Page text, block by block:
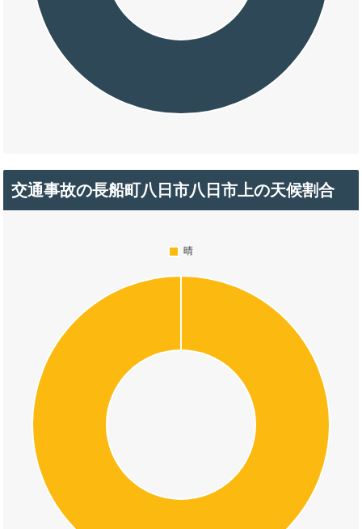
交通事故の長船町八日市八日市上の天候割合